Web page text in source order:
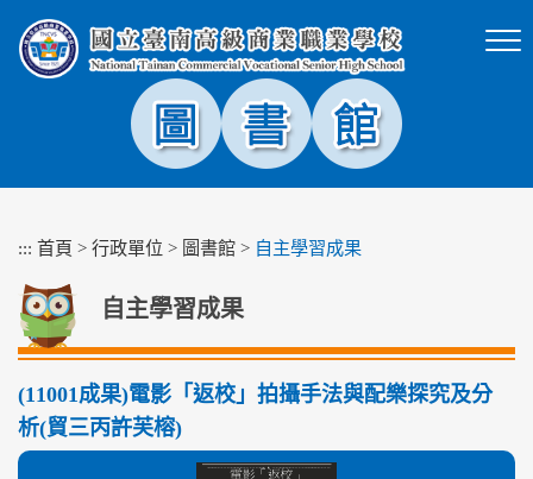
塊
::: 首頁 > 行政單位 > 圖書館 > 自主學習成果
自主學習成果
(11001成果)電影「返校」拍攝手法與配樂探究及分
析(貿三丙許芙榕)